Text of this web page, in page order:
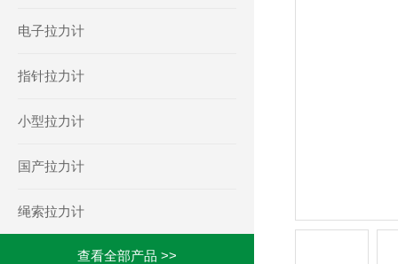
电子拉力计
指针拉力计
小型拉力计
国产拉力计
绳索拉力计
查看全部产品 >>